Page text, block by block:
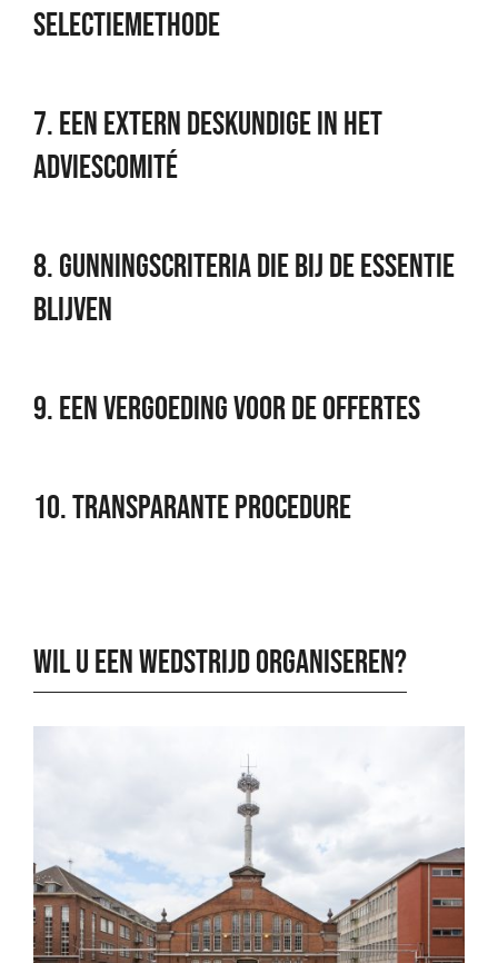
selectiemethode
7. Een extern deskundige in het
adviescomité
8. Gunningscriteria die bij de essentie
blijven
9. Een vergoeding voor de offertes
10. Transparante procedure
WIL U EEN WEDSTRIJD ORGANISEREN?